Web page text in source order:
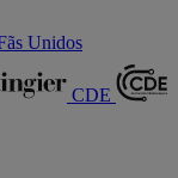
Unidos
CDE